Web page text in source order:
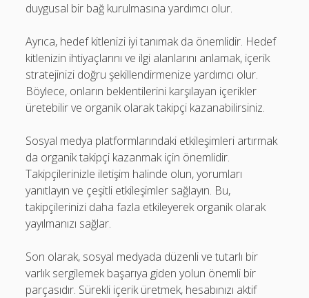
duygusal bir bağ kurulmasına yardımcı olur.
Ayrıca, hedef kitlenizi iyi tanımak da önemlidir. Hedef
kitlenizin ihtiyaçlarını ve ilgi alanlarını anlamak, içerik
stratejinizi doğru şekillendirmenize yardımcı olur.
Böylece, onların beklentilerini karşılayan içerikler
üretebilir ve organik olarak takipçi kazanabilirsiniz.
Sosyal medya platformlarındaki etkileşimleri artırmak
da organik takipçi kazanmak için önemlidir.
Takipçilerinizle iletişim halinde olun, yorumları
yanıtlayın ve çeşitli etkileşimler sağlayın. Bu,
takipçilerinizi daha fazla etkileyerek organik olarak
yayılmanızı sağlar.
Son olarak, sosyal medyada düzenli ve tutarlı bir
varlık sergilemek başarıya giden yolun önemli bir
parçasıdır. Sürekli içerik üretmek, hesabınızı aktif